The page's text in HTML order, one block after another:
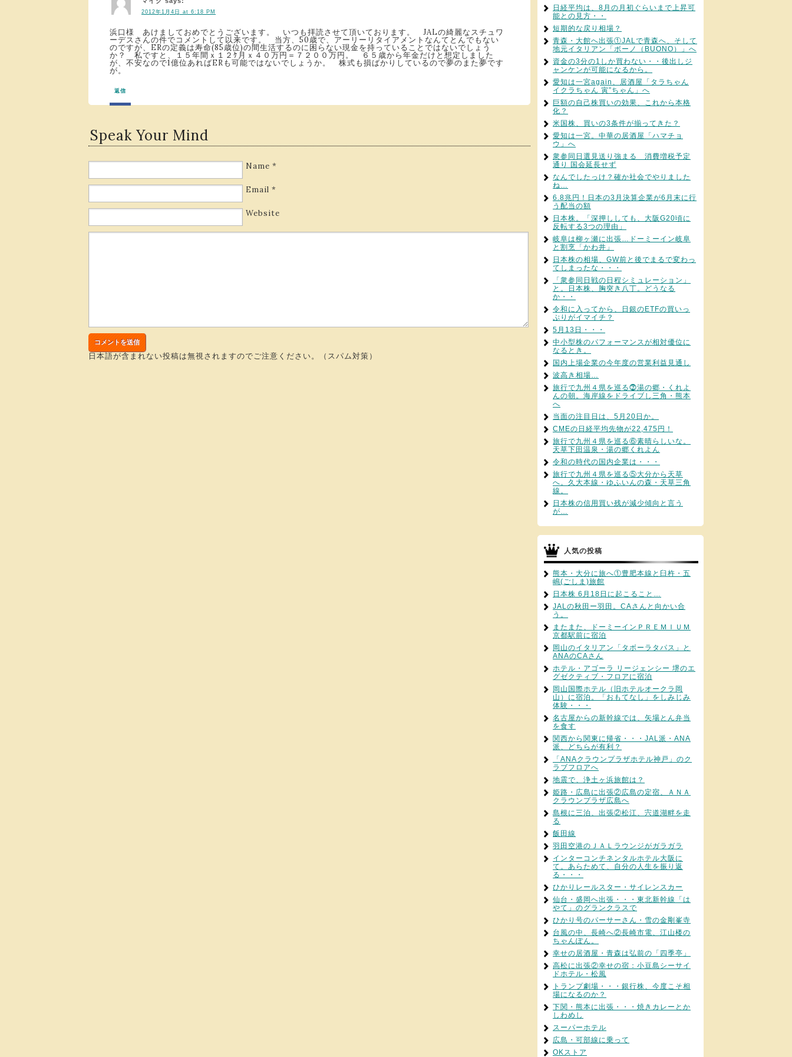
2012年1月4日 at 6:18 PM
浜口様 あけましておめでとうございます。 いつも拝読させて頂いております。 JALの綺麗なスチュワ
ーデスさんの件でコメントして以来です。 当方、50歳で、アーリーリタイアメントなんてとんでもない
のですが、ERの定義は寿命(85歳位)の間生活するのに困らない現金を持っていることではないでしょう
か？ 私ですと、１５年間ｘ１２ｹ月ｘ４０万円＝７２００万円。 ６５歳から年金だけと想定しました
が、不安なので1億位あればERも可能ではないでしょうか。 株式も損ばかりしているので夢のまた夢です
が。
返信
Speak Your Mind
Name *
Email *
Website
日本語が含まれない投稿は無視されますのでご注意ください。（スパム対策）
日経平均は、8月の月初ぐらいまで上昇可
能との見方・・
短期的な戻り相場？
青森・大館へ出張①JALで青森へ、そして
地元イタリアン「ボーノ（BUONO）」へ
資金の3分の1しか買わない・・後出しジ
ャンケンが可能になるから。
愛知は一宮again、居酒屋「タラちゃん
イクラちゃん 寅”ちゃん」へ
巨額の自己株買いの効果、これから本格
化？
米国株、買いの3条件が揃ってきた？
愛知は一宮。中華の居酒屋「ハマチョ
ウ」へ
衆参同日選見送り強まる 消費増税予定
通り 国会延長せず
なんでしたっけ？確か社会でやりました
ね…
6.8兆円！日本の3月決算企業が6月末に行
う配当の額
日本株。「深押ししても、大阪G20頃に
反転する3つの理由」
岐阜は柳ヶ瀬に出張…ドーミーイン岐阜
と割烹「かわ井」
日本株の相場、GW前と後でまるで変わっ
てしまったな・・・
「衆参同日戦の日程シミュレーション」
と。日本株、胸突き八丁。どうなる
か・・
令和に入ってから、日銀のETFの買いっ
ぷりがイマイチ？
5月13日・・・
中小型株のパフォーマンスが相対優位に
なるとき。
国内上場企業の今年度の営業利益見通し
波高き相場…
旅行で九州４県を巡る⓻湯の郷・くれよ
んの朝。海岸線をドライブし三角・熊本
へ
当面の注目日は、5月20日か。
CMEの日経平均先物が22,475円！
旅行で九州４県を巡る⑥素晴らしいな。
天草下田温泉・湯の郷くれよん
令和の時代の国内企業は・・・
旅行で九州４県を巡る⑤大分から天草
へ。久大本線・ゆふいんの森・天草三角
線。
日本株の信用買い残が減少傾向と言う
が…
人気の投稿
熊本・大分に旅へ①豊肥本線と臼杵・五
嶋(ごしま)旅館
日本株 6月18日に起こること…
JALの秋田ー羽田。CAさんと向かい合
う。
またまた、ドーミーインＰＲＥＭＩＵＭ
京都駅前に宿泊
岡山のイタリアン「タボーラタパス」と
ANAのCAさん
ホテル・アゴーラ リージェンシー 堺のエ
グゼクティブ・フロアに宿泊
岡山国際ホテル（旧ホテルオークラ岡
山）に宿泊。「おもてなし」をしみじみ
体験・・・
名古屋からの新幹線では、矢場とん弁当
を食す
関西から関東に帰省・・・JAL派・ANA
派、どちらが有利？
「ANAクラウンプラザホテル神戸」のク
ラブフロアへ
地震で、浄土ヶ浜旅館は？
姫路・広島に出張②広島の定宿、ＡＮＡ
クラウンプラザ広島へ
島根に三泊、出張②松江、宍道湖畔を走
る
飯田線
羽田空港のＪＡＬラウンジがガラガラ
インターコンチネンタルホテル大阪に
て。あらためて、自分の人生を振り返
る・・・
ひかりレールスター・サイレンスカー
仙台・盛岡へ出張・・・東北新幹線「は
やて」のグランクラスで
ひかり号のパーサーさん・雪の金剛峯寺
台風の中、長崎へ②長崎市電、江山楼の
ちゃんぽん。
幸せの居酒屋・青森は弘前の「四季亭」
高松に出張②幸せの宿：小豆島シーサイ
ドホテル・松風
トランプ劇場・・・銀行株、今度こそ相
場になるのか？
下関・熊本に出張・・・焼きカレーとか
しわめし
スーパーホテル
広島・可部線に乗って
OKストア